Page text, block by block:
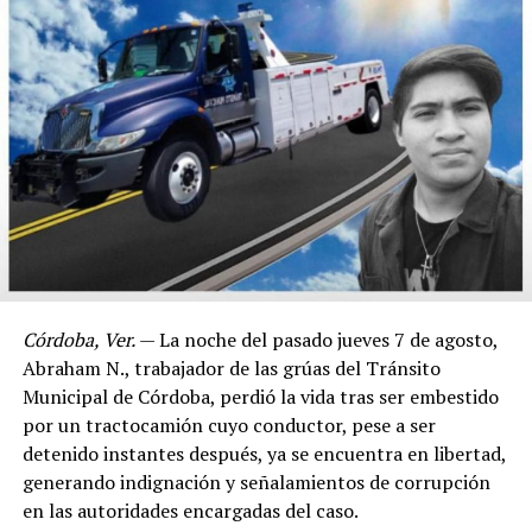
Córdoba, Ver.— La noche del pasado jueves 7 de agosto,
Abraham N., trabajador de las grúas del Tránsito
Municipal de Córdoba, perdió la vida tras ser embestido
por un tractocamión cuyo conductor, pese a ser
detenido instantes después, ya se encuentra en libertad,
generando indignación y señalamientos de corrupción
en las autoridades encargadas del caso.